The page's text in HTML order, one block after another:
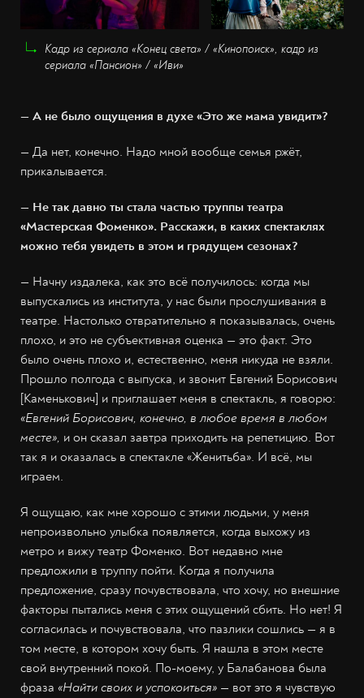
Кадр из сериала «Конец света» / «Кинопоиск», кадр из
сериала «Пансион» / «Иви»
— А не было ощущения в духе «Это же мама увидит»?
— Да нет, конечно. Надо мной вообще семья ржёт,
прикалывается.
— Не так давно ты стала частью труппы театра
«Мастерская Фоменко». Расскажи, в каких спектаклях
можно тебя увидеть в этом и грядущем сезонах?
— Начну издалека, как это всё получилось: когда мы
выпускались из института, у нас были прослушивания в
театре. Настолько отвратительно я показывалась, очень
плохо, и это не субъективная оценка — это факт. Это
было очень плохо и, естественно, меня никуда не взяли.
Прошло полгода с выпуска, и звонит Евгений Борисович
[Каменькович] и приглашает меня в спектакль, я говорю:
«Евгений Борисович, конечно, в любое время в любом
месте», и он сказал завтра приходить на репетицию. Вот
так я и оказалась в спектакле «Женитьба». И всё, мы
играем.
Я ощущаю, как мне хорошо с этими людьми, у меня
непроизвольно улыбка появляется, когда выхожу из
метро и вижу театр Фоменко. Вот недавно мне
предложили в труппу пойти. Когда я получила
предложение, сразу почувствовала, что хочу, но внешние
факторы пытались меня с этих ощущений сбить. Но нет! Я
согласилась и почувствовала, что пазлики сошлись — я в
том месте, в котором хочу быть. Я нашла в этом месте
свой внутренний покой. По-моему, у Балабанова была
фраза «Найти своих и успокоиться» — вот это я чувствую